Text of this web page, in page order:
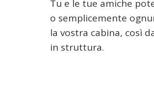
Tu e le tue amiche
o semplicemente
la vostra cabina, così
in struttura.